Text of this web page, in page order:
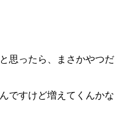
思ったら、まさかやつだ
ですけど増えてくんかな